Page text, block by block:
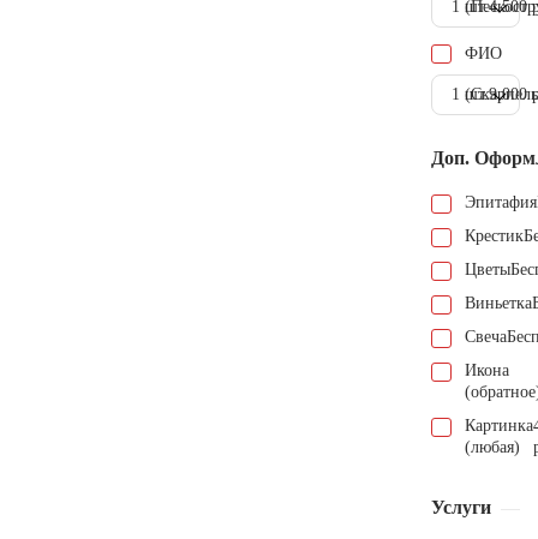
1 шт.4.500
ФИО
1 шт.9.000
Доп.
Эпитафия
Крестик
Цветы
Виньетка
Свеча
Икона
Картинка
(любая)
Услуги